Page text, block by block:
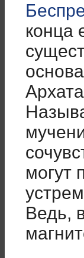
конца
могут
Ведь,